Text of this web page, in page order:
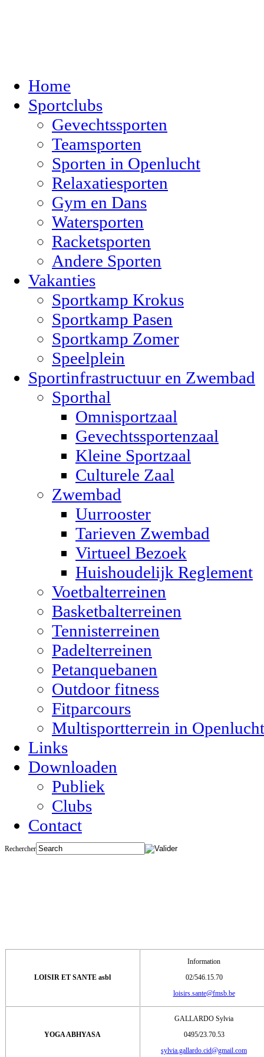
Home
Sportclubs
Gevechtssporten
Teamsporten
Sporten in Openlucht
Relaxatiesporten
Gym en Dans
Watersporten
Racketsporten
Andere Sporten
Vakanties
Sportkamp Krokus
Sportkamp Pasen
Sportkamp Zomer
Speelplein
Sportinfrastructuur en Zwembad
Sporthal
Omnisportzaal
Gevechtssportenzaal
Kleine Sportzaal
Culturele Zaal
Zwembad
Uurrooster
Tarieven Zwembad
Virtueel Bezoek
Huishoudelijk Reglement
Voetbalterreinen
Basketbalterreinen
Tennisterreinen
Padelterreinen
Petanquebanen
Outdoor fitness
Fitparcours
Multisportterrein in Openlucht
Links
Downloaden
Publiek
Clubs
Contact
Rechercher
LOISIR ET SANTE asbl
Information
02/546.15.70
loisirs.sante@fmsb.be
YOGA ABHYASA
GALLARDO Sylvia
0495/23.70.53
sylvia.gallardo.cid@gmail.com